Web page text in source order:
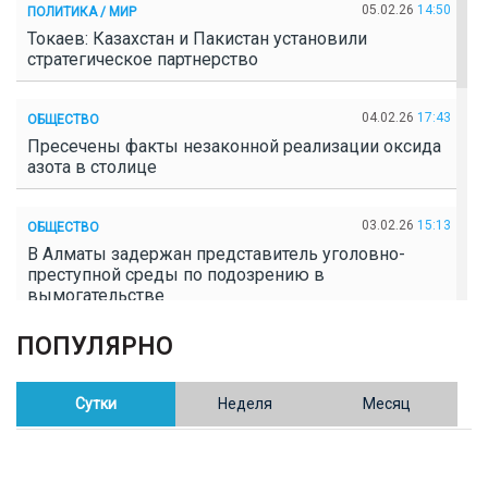
ПОЛИТИКА / МИР 05.02.26 14:50
Токаев: Казахстан и Пакистан установили
стратегическое партнерство
ОБЩЕСТВО 04.02.26 17:43
Пресечены факты незаконной реализации оксида
азота в столице
ОБЩЕСТВО 03.02.26 15:13
В Алматы задержан представитель уголовно-
преступной среды по подозрению в
вымогательстве
ОБЩЕСТВО
Полицейские пресекли незаконное выращивание
конопли в Таразе
ПОПУЛЯРНО
Сутки Неделя Месяц